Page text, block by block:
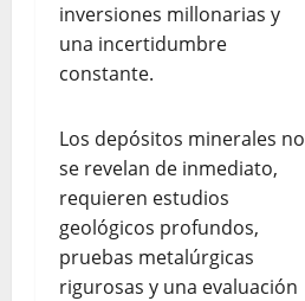
inversiones millonarias y
una incertidumbre
constante.
Los depósitos minerales no
se revelan de inmediato,
requieren estudios
geológicos profundos,
pruebas metalúrgicas
rigurosas y una evaluación